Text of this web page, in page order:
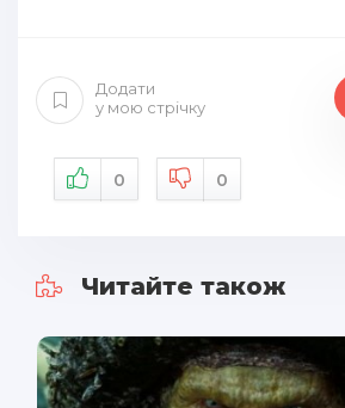
Додати
у мою стрічку
0 0
Читайте також